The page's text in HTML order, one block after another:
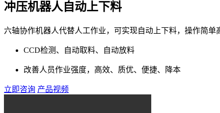
冲压机器人自动上下料
六轴协作机器人代替人工作业，可实现自动上下料，操作简
CCD检测、自动取料、自动放料
改善人员作业强度，高效、质优、便捷、降本
立即咨询 产品视频